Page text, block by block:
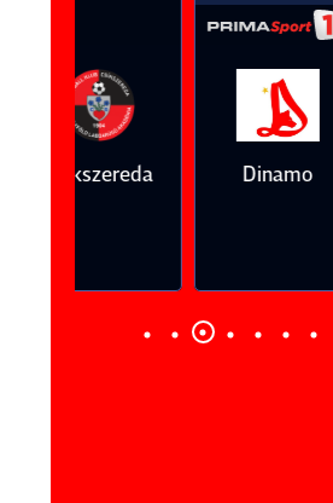
Dinamo FC